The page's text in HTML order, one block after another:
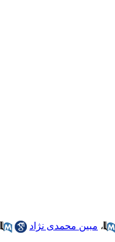
، مبین محمدی نژاد